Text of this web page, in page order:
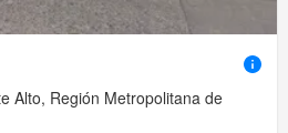
Alto, Región Metropolitana de